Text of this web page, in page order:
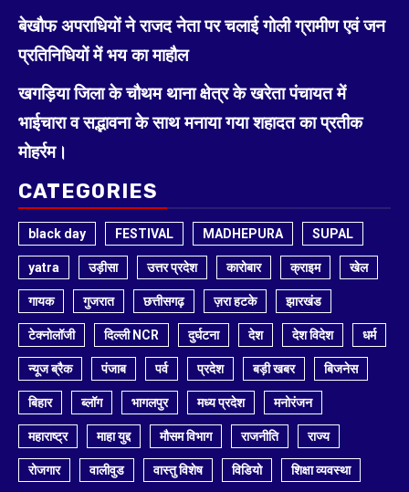
बेखौफ अपराधियों ने राजद नेता पर चलाई गोली ग्रामीण एवं जन
प्रतिनिधियों में भय का माहौल
खगड़िया जिला के चौथम थाना क्षेत्र के खरेता पंचायत में
भाईचारा व सद्भावना के साथ मनाया गया शहादत का प्रतीक
मोहर्रम।
CATEGORIES
black day FESTIVAL MADHEPURA SUPAL
yatra उड़ीसा उत्तर प्रदेश कारोबार क्राइम खेल
गायक गुजरात छत्तीसगढ़ ज़रा हटके झारखंड
टेक्नोलॉजी दिल्ली NCR दुर्घटना देश देश विदेश धर्म
न्यूज ब्रैक पंजाब पर्व प्रदेश बड़ी खबर बिजनेस
बिहार ब्लॉग भागलपुर मध्य प्रदेश मनोरंजन
महाराष्ट्र माहा युद्द मौसम विभाग राजनीति राज्य
रोजगार वालीवुड वास्तु विशेष विडियो शिक्षा व्यवस्था